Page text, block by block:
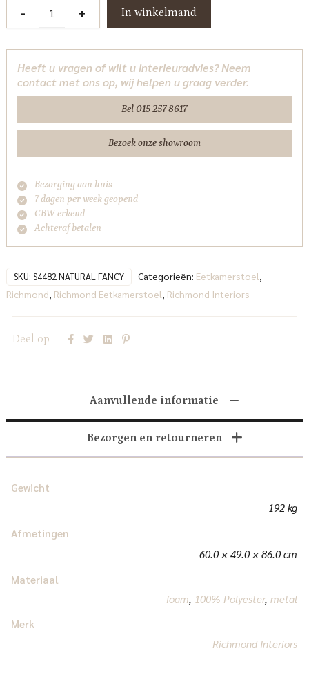
-
fancy
fire
retardant
Richmond
aantal
+ In winkelmand
Heeft u vragen of wilt u interieuradvies? Neem
contact met ons op, wij helpen u graag verder.
Bel 015 257 8617
Bezoek onze showroom
Bezorging aan huis
7 dagen per week geopend
CBW erkend
Achteraf betalen
SKU: S4482 NATURAL FANCY Categorieën: Eetkamerstoel,
Richmond, Richmond Eetkamerstoel, Richmond Interiors
Deel op
Aanvullende informatie
Bezorgen en retourneren
Gewicht
192 kg
Afmetingen
60.0 × 49.0 × 86.0 cm
Materiaal
foam, 100% Polyester,metal
Merk
Richmond Interiors